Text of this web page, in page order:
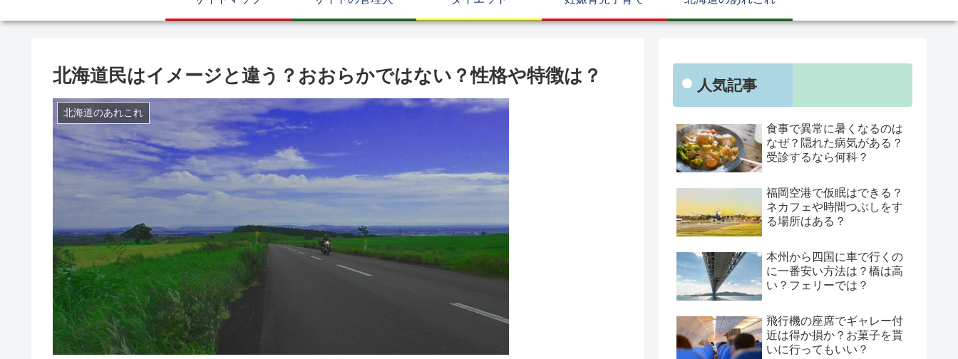
北海道民はイメージと違う？おおらかではない？性格や特徴は？
北海道のあれこれ
人気記事
食事で異常に暑くなるのは
なぜ？隠れた病気がある？
受診するなら何科？
福岡空港で仮眠はできる？
ネカフェや時間つぶしをす
る場所はある？
本州から四国に車で行くの
に一番安い方法は？橋は高
い？フェリーでは？
飛行機の座席でギャレー付
近は得か損か？お菓子を貰
いに行ってもいい？